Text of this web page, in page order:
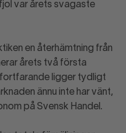
var årets svagaste
en återhämtning från
årets två första
fortfarande ligger tydligt
ännu inte har vänt,
på Svensk Handel.